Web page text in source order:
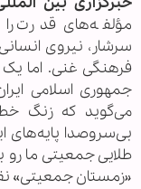
مؤلفه‌های قدرت را
سرشار، نیروی
فرهنگی غنی. اما یک
جمهوری اسلامی
می‌گوید که زنگ
بی‌سروصدا پایه‌های
طلایی جمعیتی ما
«زمستان جمعیتی»